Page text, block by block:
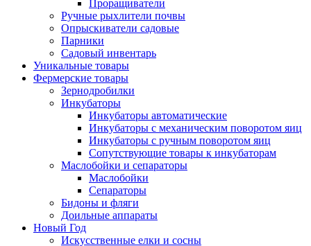
Проращиватели
Ручные рыхлители почвы
Опрыскиватели садовые
Парники
Садовый инвентарь
Уникальные товары
Фермерские товары
Зернодробилки
Инкубаторы
Инкубаторы автоматические
Инкубаторы с механическим поворотом яиц
Инкубаторы с ручным поворотом яиц
Сопутствующие товары к инкубаторам
Маслобойки и сепараторы
Маслобойки
Сепараторы
Бидоны и фляги
Доильные аппараты
Новый Год
Искусственные елки и сосны